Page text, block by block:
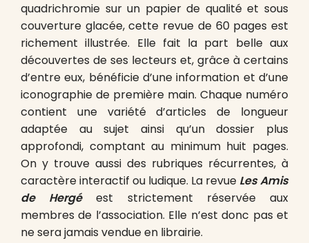
quadrichromie sur un papier de qualité et sous
couverture glacée, cette revue de 60 pages est
richement illustrée. Elle fait la part belle aux
découvertes de ses lecteurs et, grâce à certains
d’entre eux, bénéficie d’une information et d’une
iconographie de première main. Chaque numéro
contient une variété d’articles de longueur
adaptée au sujet ainsi qu’un dossier plus
approfondi, comptant au minimum huit pages.
On y trouve aussi des rubriques récurrentes, à
caractère interactif ou ludique. La revue Les Amis
de Hergéest strictement réservée aux
membres de l’association. Elle n’est donc pas et
ne sera jamais vendue en librairie.